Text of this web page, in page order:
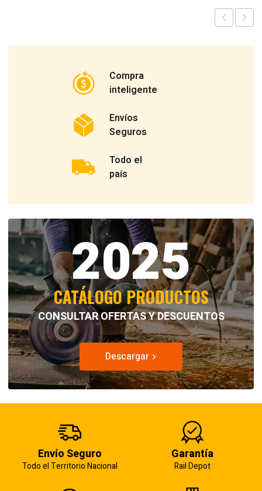
Compra
inteligente
Envíos
Seguros
Todo el
país
2025
CATÁLOGO PRODUCTOS
CONSULTAR OFERTAS Y DESCUENTOS
Descargar
Envío Seguro
Todo el Territorio Nacional
Garantía
Rail Depot